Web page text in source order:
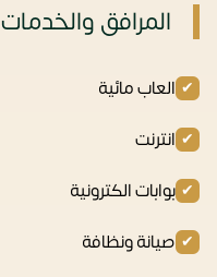
المرافق والخدمات
العاب مائية
انترنت
بوابات الكترونية
صيانة ونظافة